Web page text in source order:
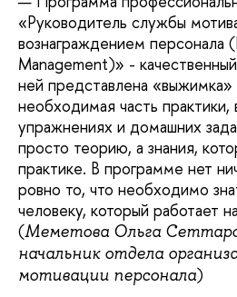
«Руководитель службы
вознаграждением персонала
Management)» -
ней представлена «выжимка»
необходимая часть практики,
упражнениях и домашних
просто теорию, а знания,
практике. В программе нет
ровно то, что необходимо
человеку, который работает
(Меметова Ольга
начальник отдела
мотивации персонала)